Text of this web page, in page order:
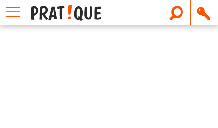
E
m
a